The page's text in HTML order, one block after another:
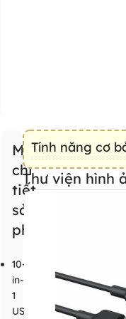
Mô tả
chi
tiết
sản
phẩm
10-
in-
1
USB-
Tính năng cơ
Thư viện hình